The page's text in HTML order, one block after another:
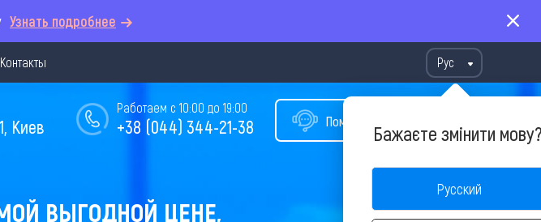
Узнать подробнее
Контакты Рус
Бажаєте змінити
Русский
Помощь в подборе тура
Работаем с 10:00 до 19:00
+38 (044) 344-21-38
Киев
ВЫГОДНОЙ ЦЕНЕ,